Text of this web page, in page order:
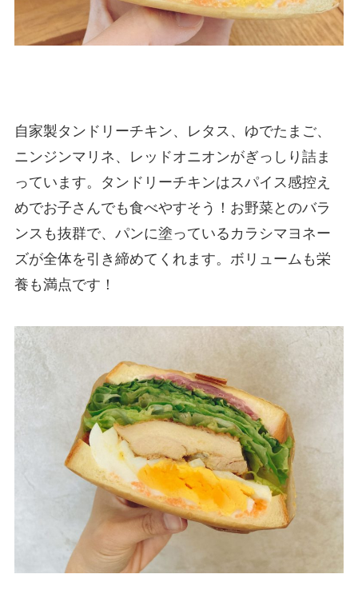
自家製タンドリーチキン、レタス、ゆでたまご、
ニンジンマリネ、レッドオニオンがぎっしり詰ま
っています。タンドリーチキンはスパイス感控え
めでお子さんでも食べやすそう！お野菜とのバラ
ンスも抜群で、パンに塗っているカラシマヨネー
ズが全体を引き締めてくれます。ボリュームも栄
養も満点です！